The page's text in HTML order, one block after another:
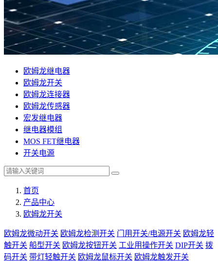
欧姆龙继电器
欧姆龙开关
欧姆龙连接器
欧姆龙传感器
宏发继电器
继电器模组
MOS FET继电器
开关电源
首页
产品中心
欧姆龙开关
欧姆龙微动开关 欧姆龙检测开关 门用开关/电源开关 欧姆龙轻
触开关 船型开关 欧姆龙按钮开关 工业用操作开关 DIP开关 拨
码开关 带灯轻触开关 欧姆龙鼠标开关 欧姆龙触发开关